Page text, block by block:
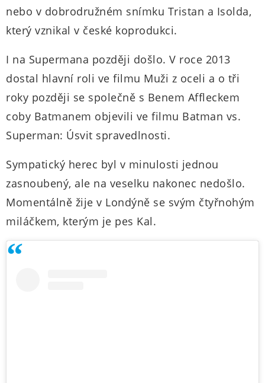
nebo v dobrodružném snímku Tristan a Isolda,
který vznikal v české koprodukci.
I na Supermana později došlo. V roce 2013
dostal hlavní roli ve filmu Muži z oceli a o tři
roky později se společně s Benem Affleckem
coby Batmanem objevili ve filmu Batman vs.
Superman: Úsvit spravedlnosti.
Sympatický herec byl v minulosti jednou
zasnoubený, ale na veselku nakonec nedošlo.
Momentálně žije v Londýně se svým čtyřnohým
miláčkem, kterým je pes Kal.